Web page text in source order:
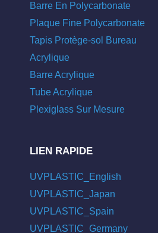
Barre En Polycarbonate
Plaque Fine Polycarbonate
Tapis Protège-sol Bureau
Acrylique
Barre Acrylique
Tube Acrylique
Plexiglass Sur Mesure
LIEN RAPIDE
UVPLASTIC_English
UVPLASTIC_Japan
UVPLASTIC_Spain
UVPLASTIC_Germany